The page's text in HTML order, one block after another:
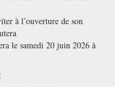
à l’ouverture de son
le samedi 20 juin 2026 à